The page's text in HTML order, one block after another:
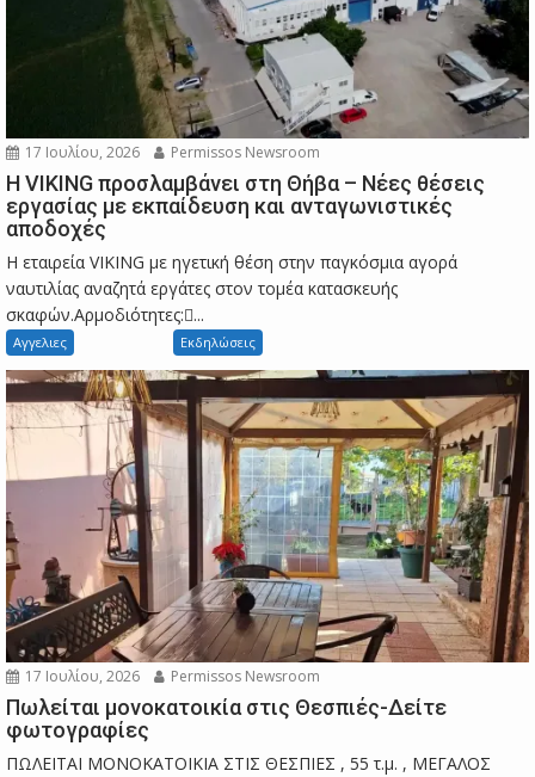
17 Ιουλίου, 2026 Permissos Newsroom
Η VIKING προσλαμβάνει στη Θήβα – Νέες θέσεις
εργασίας με εκπαίδευση και ανταγωνιστικές
αποδοχές
Η εταιρεία VIKING με ηγετική θέση στην παγκόσμια αγορά
ναυτιλίας αναζητά εργάτες στον τομέα κατασκευής
σκαφών.Αρμοδιότητες:...
Αγγελιες Εκδηλώσεις
17 Ιουλίου, 2026 Permissos Newsroom
Πωλείται μονοκατοικία στις Θεσπιές-Δείτε
φωτογραφίες
ΠΩΛΕΙΤΑΙ ΜΟΝΟΚΑΤΟΙΚΙΑ ΣΤΙΣ ΘΕΣΠΙΕΣ , 55 τ.μ. , ΜΕΓΑΛΟΣ